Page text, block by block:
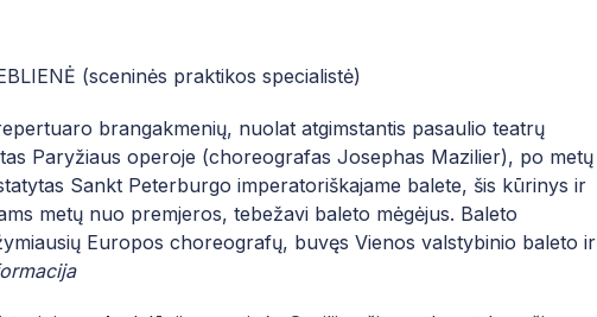
(sceninės praktikos specialistė)
brangakmenių, nuolat atgimstantis pasaulio teatrų
Paryžiaus operoje (choreografas Josephas Mazilier), po metų
Sankt Peterburgo imperatoriškajame balete, šis kūrinys ir
metų nuo premjeros, tebežavi baleto mėgėjus. Baleto
Europos choreografų, buvęs Vienos valstybinio baleto ir